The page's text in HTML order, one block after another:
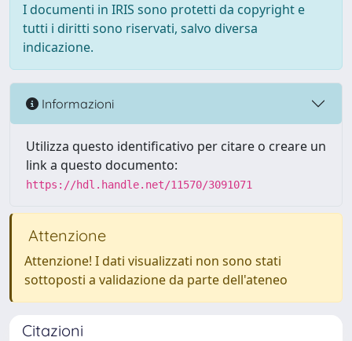
I documenti in IRIS sono protetti da copyright e
tutti i diritti sono riservati, salvo diversa
indicazione.
Informazioni
Utilizza questo identificativo per citare o creare un
link a questo documento:
https://hdl.handle.net/11570/3091071
Attenzione
Attenzione! I dati visualizzati non sono stati
sottoposti a validazione da parte dell'ateneo
Citazioni